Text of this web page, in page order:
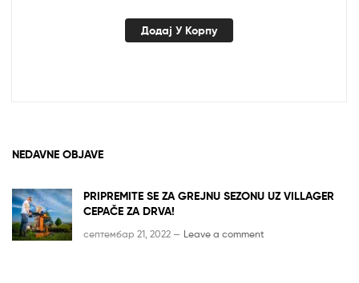
је
је:
Додај У Корпу
NEDAVNE OBJAVE
PRIPREMITE SE ZA GREJNU SEZONU UZ VILLAGER
CEPAČE ZA DRVA!
септембар 21, 2022 — Leave a comment